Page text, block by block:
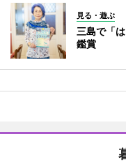
見る・遊ぶ
三島で「
鑑賞